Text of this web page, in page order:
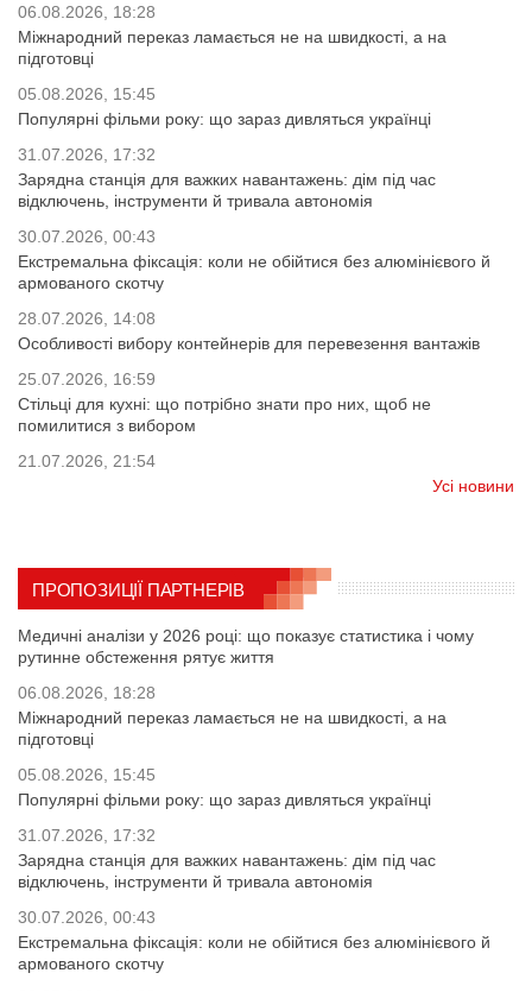
06.08.2026, 18:28
Міжнародний переказ ламається не на швидкості, а на
підготовці
05.08.2026, 15:45
Популярні фільми року: що зараз дивляться українці
31.07.2026, 17:32
Зарядна станція для важких навантажень: дім під час
відключень, інструменти й тривала автономія
30.07.2026, 00:43
Екстремальна фіксація: коли не обійтися без алюмінієвого й
армованого скотчу
28.07.2026, 14:08
Особливості вибору контейнерів для перевезення вантажів
25.07.2026, 16:59
Стільці для кухні: що потрібно знати про них, щоб не
помилитися з вибором
21.07.2026, 21:54
Усі новини
ПРОПОЗИЦІЇ ПАРТНЕРІВ
Медичні аналізи у 2026 році: що показує статистика і чому
рутинне обстеження рятує життя
06.08.2026, 18:28
Міжнародний переказ ламається не на швидкості, а на
підготовці
05.08.2026, 15:45
Популярні фільми року: що зараз дивляться українці
31.07.2026, 17:32
Зарядна станція для важких навантажень: дім під час
відключень, інструменти й тривала автономія
30.07.2026, 00:43
Екстремальна фіксація: коли не обійтися без алюмінієвого й
армованого скотчу